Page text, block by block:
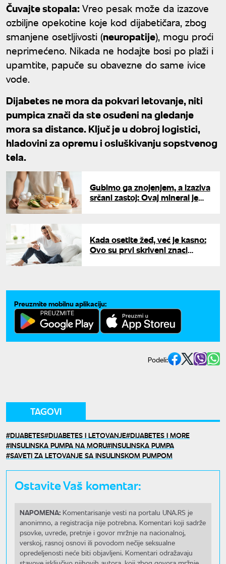
Čuvajte stopala:Vreo pesak može da izazove
ozbiljne opekotine koje kod dijabetičara, zbog
smanjene osetljivosti (neuropatije), mogu proći
neprimećeno. Nikada ne hodajte bosi po plaži i
upamtite, papuče su obavezne do same ivice
vode.
Dijabetes ne mora da pokvari letovanje, niti
pumpica znači da ste osuđeni na gledanje
mora sa distance. Ključ je u dobroj logistici,
hladovini za opremu i osluškivanju sopstvenog
tela.
Gubimo ga znojenjem, a izaziva
srčani zastoj: Ovaj mineral je
Kada osetite žeđ, već je kasno:
Ovo su prvi skriveni znaci
Preuzmite mobilnu aplikaciju:
Podeli:
TAGOVI
DIJABETES DIJABETES I LETOVANJE DIJABETES I MORE
INSULINSKA PUMPA NA MORU INSULINSKA PUMPA
SAVETI ZA LETOVANJE SA INSULINSKOM PUMPOM
Ostavite Vaš komentar:
NAPOMENA: Komentarisanje vesti na portalu UNA.RS je
anonimno, a registracija nije potrebna. Komentari koji sadrže
psovke, uvrede, pretnje i govor mržnje na nacionalnoj,
verskoj, rasnoj osnovi ili povodom nečije seksualne
opredeljenosti neće biti objavljeni. Komentari odražavaju